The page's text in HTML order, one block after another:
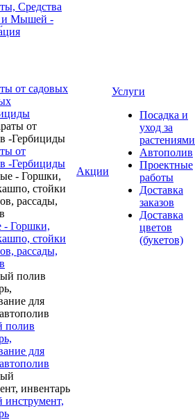
Средства
и Мышей -
от садовых
от
-Гербициды
- Горшки,
стойки
рассады,
полив
для
инструмент,
Акции
Услуги
Посадка и
уход за
растениями
Автополив
Проектные
работы
Доставка
заказов
Доставка
цветов
(букетов)